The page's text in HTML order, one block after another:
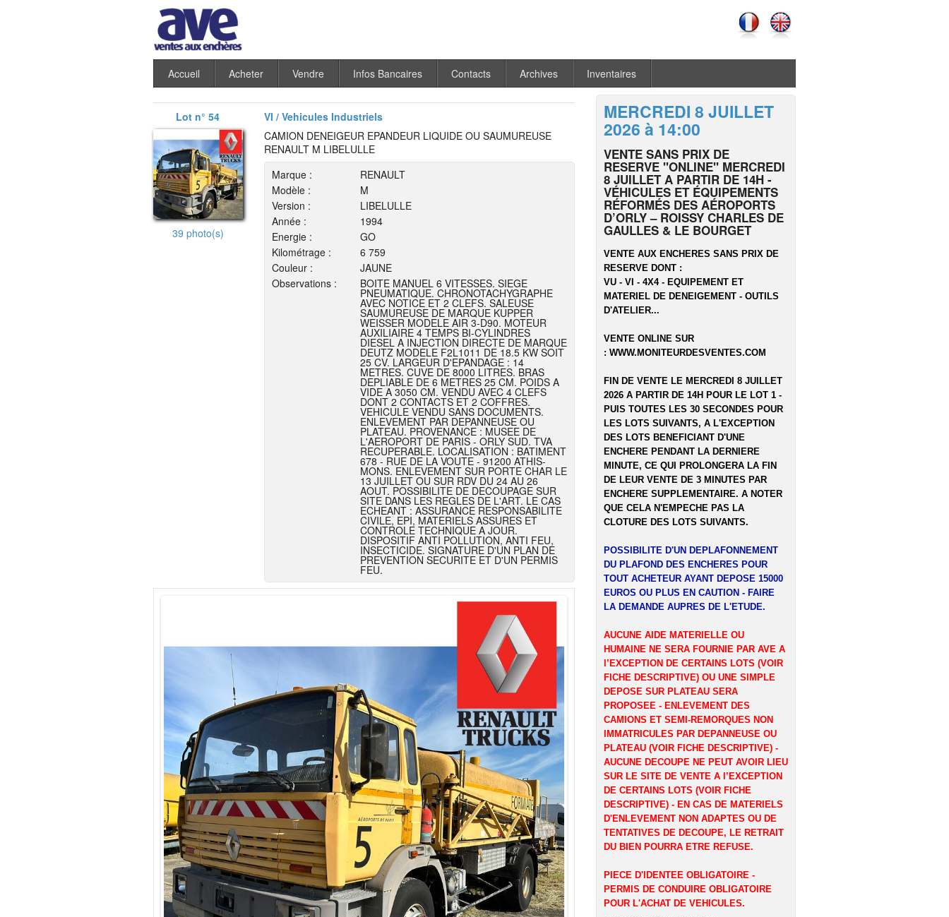
Accueil Acheter Vendre Infos Bancaires Contacts Archives Inventaires
Lot n° 54 VI / Vehicules Industriels
39 photo(s)
CAMION DENEIGEUR EPANDEUR LIQUIDE OU SAUMUREUSE
RENAULT M LIBELULLE
Marque :
RENAULT
Modèle :
M
Version :
LIBELULLE
Année :
1994
Energie :
GO
Kilométrage :
6 759
Couleur :
JAUNE
Observations :
BOITE MANUEL 6 VITESSES. SIEGE
PNEUMATIQUE. CHRONOTACHYGRAPHE
AVEC NOTICE ET 2 CLEFS. SALEUSE
SAUMUREUSE DE MARQUE KUPPER
WEISSER MODELE AIR 3-D90. MOTEUR
AUXILIAIRE 4 TEMPS BI-CYLINDRES
DIESEL A INJECTION DIRECTE DE MARQUE
DEUTZ MODELE F2L1011 DE 18.5 KW SOIT
25 CV. LARGEUR D'EPANDAGE : 14
METRES. CUVE DE 8000 LITRES. BRAS
DEPLIABLE DE 6 METRES 25 CM. POIDS A
VIDE A 3050 CM. VENDU AVEC 4 CLEFS
DONT 2 CONTACTS ET 2 COFFRES.
VEHICULE VENDU SANS DOCUMENTS.
ENLEVEMENT PAR DEPANNEUSE OU
PLATEAU. PROVENANCE : MUSEE DE
L'AEROPORT DE PARIS - ORLY SUD. TVA
RECUPERABLE. LOCALISATION : BATIMENT
678 - RUE DE LA VOUTE - 91200 ATHIS-
MONS. ENLEVEMENT SUR PORTE CHAR LE
13 JUILLET OU SUR RDV DU 24 AU 26
AOUT. POSSIBILITE DE DECOUPAGE SUR
SITE DANS LES REGLES DE L'ART. LE CAS
ECHEANT : ASSURANCE RESPONSABILITE
CIVILE, EPI, MATERIELS ASSURES ET
CONTROLE TECHNIQUE A JOUR.
DISPOSITIF ANTI POLLUTION, ANTI FEU,
INSECTICIDE. SIGNATURE D'UN PLAN DE
PREVENTION SECURITE ET D'UN PERMIS
FEU.
MERCREDI 8 JUILLET
2026 à 14:00
VENTE SANS PRIX DE
RESERVE "ONLINE" MERCREDI
8 JUILLET A PARTIR DE 14H -
VÉHICULES ET ÉQUIPEMENTS
RÉFORMÉS DES AÉROPORTS
D’ORLY – ROISSY CHARLES DE
GAULLES & LE BOURGET
VENTE AUX ENCHERES SANS PRIX DE
RESERVE DONT :
VU - VI - 4X4 - EQUIPEMENT ET
MATERIEL DE DENEIGEMENT - OUTILS
D'ATELIER...
VENTE ONLINE SUR
: WWW.MONITEURDESVENTES.COM
FIN DE VENTE LE MERCREDI 8 JUILLET
2026 A PARTIR DE 14H POUR LE LOT 1 -
PUIS TOUTES LES 30 SECONDES POUR
LES LOTS SUIVANTS, A L'EXCEPTION
DES LOTS BENEFICIANT D'UNE
ENCHERE PENDANT LA DERNIERE
MINUTE, CE QUI PROLONGERA LA FIN
DE LEUR VENTE DE 3 MINUTES PAR
ENCHERE SUPPLEMENTAIRE. A NOTER
QUE CELA N'EMPECHE PAS LA
CLOTURE DES LOTS SUIVANTS.
POSSIBILITE D'UN DEPLAFONNEMENT
DU PLAFOND DES ENCHERES POUR
TOUT ACHETEUR AYANT DEPOSE 15000
EUROS OU PLUS EN CAUTION - FAIRE
LA DEMANDE AUPRES DE L'ETUDE.
AUCUNE AIDE MATERIELLE OU
HUMAINE NE SERA FOURNIE PAR AVE A
l’EXCEPTION DE CERTAINS LOTS (VOIR
FICHE DESCRIPTIVE) OU UNE SIMPLE
DEPOSE SUR PLATEAU SERA
PROPOSEE - ENLEVEMENT DES
CAMIONS ET SEMI-REMORQUES NON
IMMATRICULES PAR DEPANNEUSE OU
PLATEAU (VOIR FICHE DESCRIPTIVE) -
AUCUNE DECOUPE NE PEUT AVOIR LIEU
SUR LE SITE DE VENTE A l’EXCEPTION
DE CERTAINS LOTS (VOIR FICHE
DESCRIPTIVE) - EN CAS DE MATERIELS
D'ENLEVEMENT NON ADAPTES OU DE
TENTATIVES DE DECOUPE, LE RETRAIT
DU BIEN POURRA ETRE REFUSE.
PIECE D'IDENTEE OBLIGATOIRE -
PERMIS DE CONDUIRE OBLIGATOIRE
POUR L'ACHAT DE VEHICULES.